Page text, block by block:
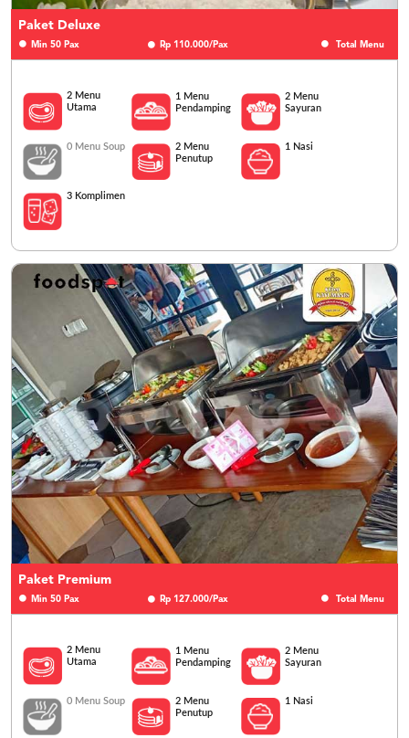
Paket Deluxe
Min 50 Pax Rp 110.000/Pax Total Menu
2 Menu
Utama
1 Menu
Pendamping
2 Menu
Sayuran
0 Menu Soup
2 Menu
Penutup
1 Nasi
3 Komplimen
Paket Premium
Min 50 Pax Rp 127.000/Pax Total Menu
2 Menu
Utama
1 Menu
Pendamping
2 Menu
Sayuran
0 Menu Soup
2 Menu
Penutup
1 Nasi